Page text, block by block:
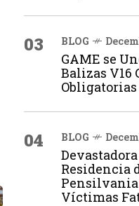
03 BLOG
GAME se
Balizas V16
Obligatorias
04 BLOG
Residencia
Pensilvania
Víctimas